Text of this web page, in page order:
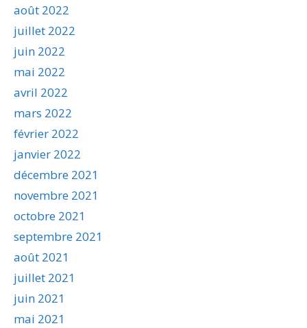
août 2022
juillet 2022
juin 2022
mai 2022
avril 2022
mars 2022
février 2022
janvier 2022
décembre 2021
novembre 2021
octobre 2021
septembre 2021
août 2021
juillet 2021
juin 2021
mai 2021